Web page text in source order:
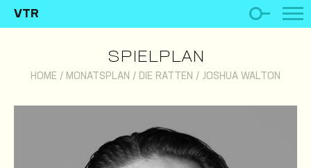
VTR
SPIELPLAN
HOME / MONATSPLAN / DIE RATTEN / JOSHUA WALTON